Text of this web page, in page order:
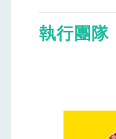
執行團隊